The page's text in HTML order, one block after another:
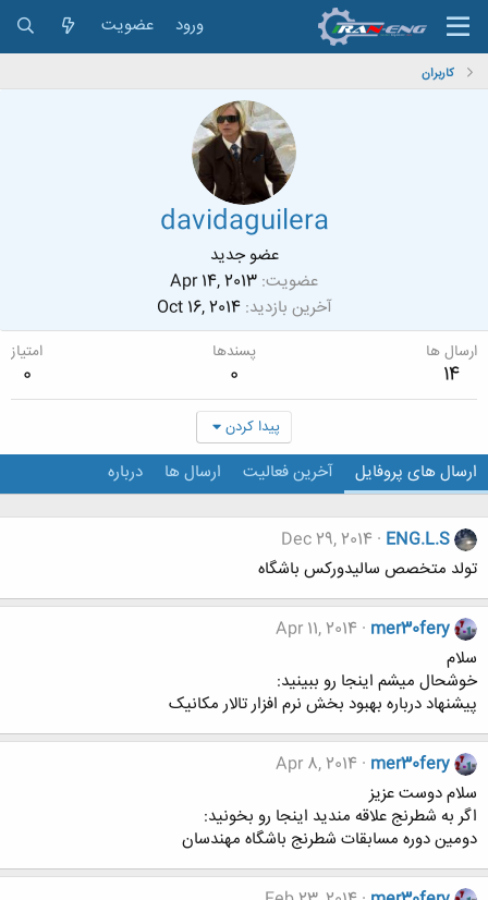
ورود عضویت
کاربران
davidaguilera
عضو جدید
عضویت Apr 14, 2013
آخرین بازدید Oct 16, 2014
ارسال ها
14
پسندها
0
امتیاز
0
پیدا کردن
ارسال های پروفایل آخرین فعالیت ارسال ها درباره
ENG.L.S
Dec 29, 2014
تولد متخصص سالیدورکس باشگاه
mer30fery
Apr 11, 2014
سلام
خوشحال میشم اینجا رو ببینید:
پیشنهاد درباره بهبود بخش نرم افزار تالار مکانیک
mer30fery
Apr 8, 2014
سلام دوست عزیز
اگر به شطرنج علاقه مندید اینجا رو بخونید:
دومین دوره مسابقات شطرنج باشگاه مهندسان